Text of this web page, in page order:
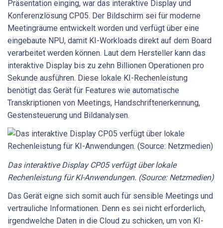
Präsentation einging, war das interaktive Display und
Konferenzlösung CP05. Der Bildschirm sei für moderne
Meetingräume entwickelt worden und verfügt über eine
eingebaute NPU, damit KI-Workloads direkt auf dem Board
verarbeitet werden können. Laut dem Hersteller kann das
interaktive Display bis zu zehn Billionen Operationen pro
Sekunde ausführen. Diese lokale KI-Rechenleistung
benötigt das Gerät für Features wie automatische
Transkriptionen von Meetings, Handschriftenerkennung,
Gestensteuerung und Bildanalysen.
Das interaktive Display CP05 verfügt über lokale
Rechenleistung für KI-Anwendungen. (Source: Netzmedien)
Das Gerät eigne sich somit auch für sensible Meetings und
vertrauliche Informationen. Denn es sei nicht erforderlich,
irgendwelche Daten in die Cloud zu schicken, um von KI-